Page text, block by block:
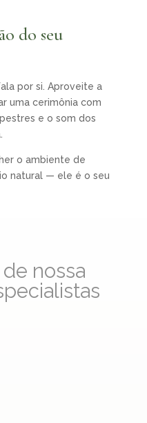
do seu
por si. Aproveite a
uma cerimônia com
e o som dos
o ambiente de
natural — ele é o seu
nossa